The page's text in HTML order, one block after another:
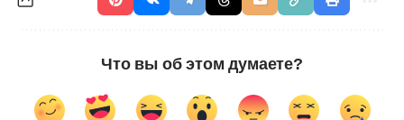
Что вы об этом думаете?